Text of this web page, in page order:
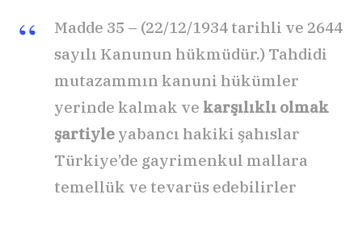
Madde 35 – (22/12/1934 tarihli ve 2644
sayılı Kanunun hükmüdür.) Tahdidi
mutazammın kanuni hükümler
yerinde kalmak ve karşılıklı olmak
şartiyle yabancı hakiki şahıslar
Türkiye’de gayrimenkul mallara
temellük ve tevarüs edebilirler